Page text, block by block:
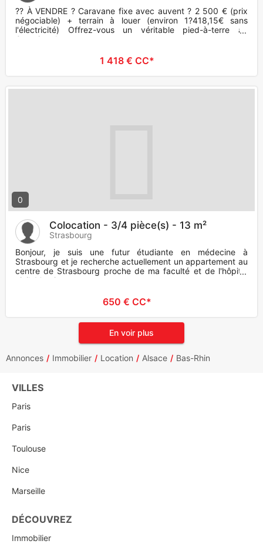
?? À VENDRE ? Caravane fixe avec auvent ? 2 500 € (prix
négociable) + terrain à louer (environ 1?418,15€ sans
l'électricité) Offrez-vous un véritable pied-à-terre au
Camping du
1 418 € CC*
0
Colocation - 3/4 pièce(s) - 13 m²
Strasbourg
Bonjour, je suis une futur étudiante en médecine à
Strasbourg et je recherche actuellement un appartement au
centre de Strasbourg proche de ma faculté et de l'hôpital
civil. Merci
650 € CC*
En voir plus
Annonces Immobilier Location Alsace Bas-Rhin
VILLES
Paris
Paris
Toulouse
Nice
Marseille
DÉCOUVREZ
Immobilier